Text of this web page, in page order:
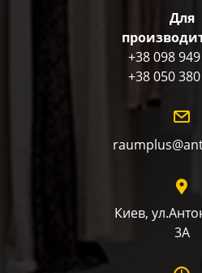
Для
+38 098
+38 050
Киев,
3А